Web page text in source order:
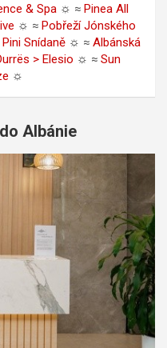
& Spa ☼ ≈ Pinea All
☼ ≈ Pobřeží Jónského
Pini Snídaně☼ ≈ Albánská
> Elesio ☼ ≈ Sun
☼
Albánie